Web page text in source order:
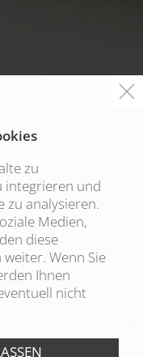
zu
integrieren und
zu analysieren.
Medien,
diese
Wenn Sie
Ihnen
nicht